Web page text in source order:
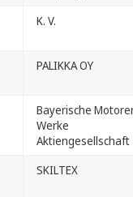
K. V.
PALIKKA OY
Bayerische
Werke
Aktiengesellschaft
SKILTEX